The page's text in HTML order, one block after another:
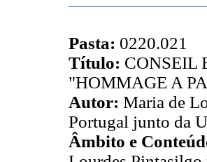
Pasta: 0220.021
Título: CONSEIL
"HOMMAGE A
Autor: Maria de
Portugal junto da
Âmbito e